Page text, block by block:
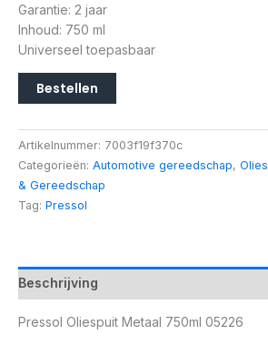
Garantie: 2 jaar
Inhoud: 750 ml
Universeel toepasbaar
Bestellen
Artikelnummer: 7003f19f370c
Categorieën: Automotive gereedschap,
& Gereedschap
Tag: Pressol
Beschrijving
Pressol Oliespuit Metaal 750ml 05226